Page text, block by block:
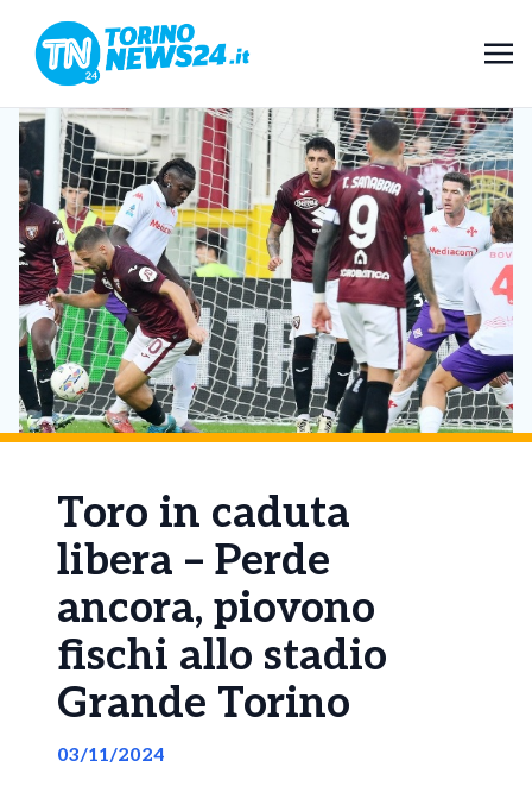
Toro in caduta
libera – Perde
ancora, piovono
fischi allo stadio
Grande Torino
03/11/2024